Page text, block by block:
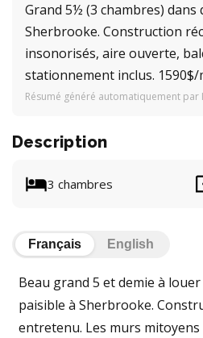
Grand 5½ (3 chambres)
Sherbrooke. Construction
insonorisés, aire ouverte,
stationnement inclus. 1590$/
Résumé généré automatiquement
Description
3 chambres
Français English
Beau grand 5 et demie à
paisible à Sherbrooke.
entretenu. Les murs